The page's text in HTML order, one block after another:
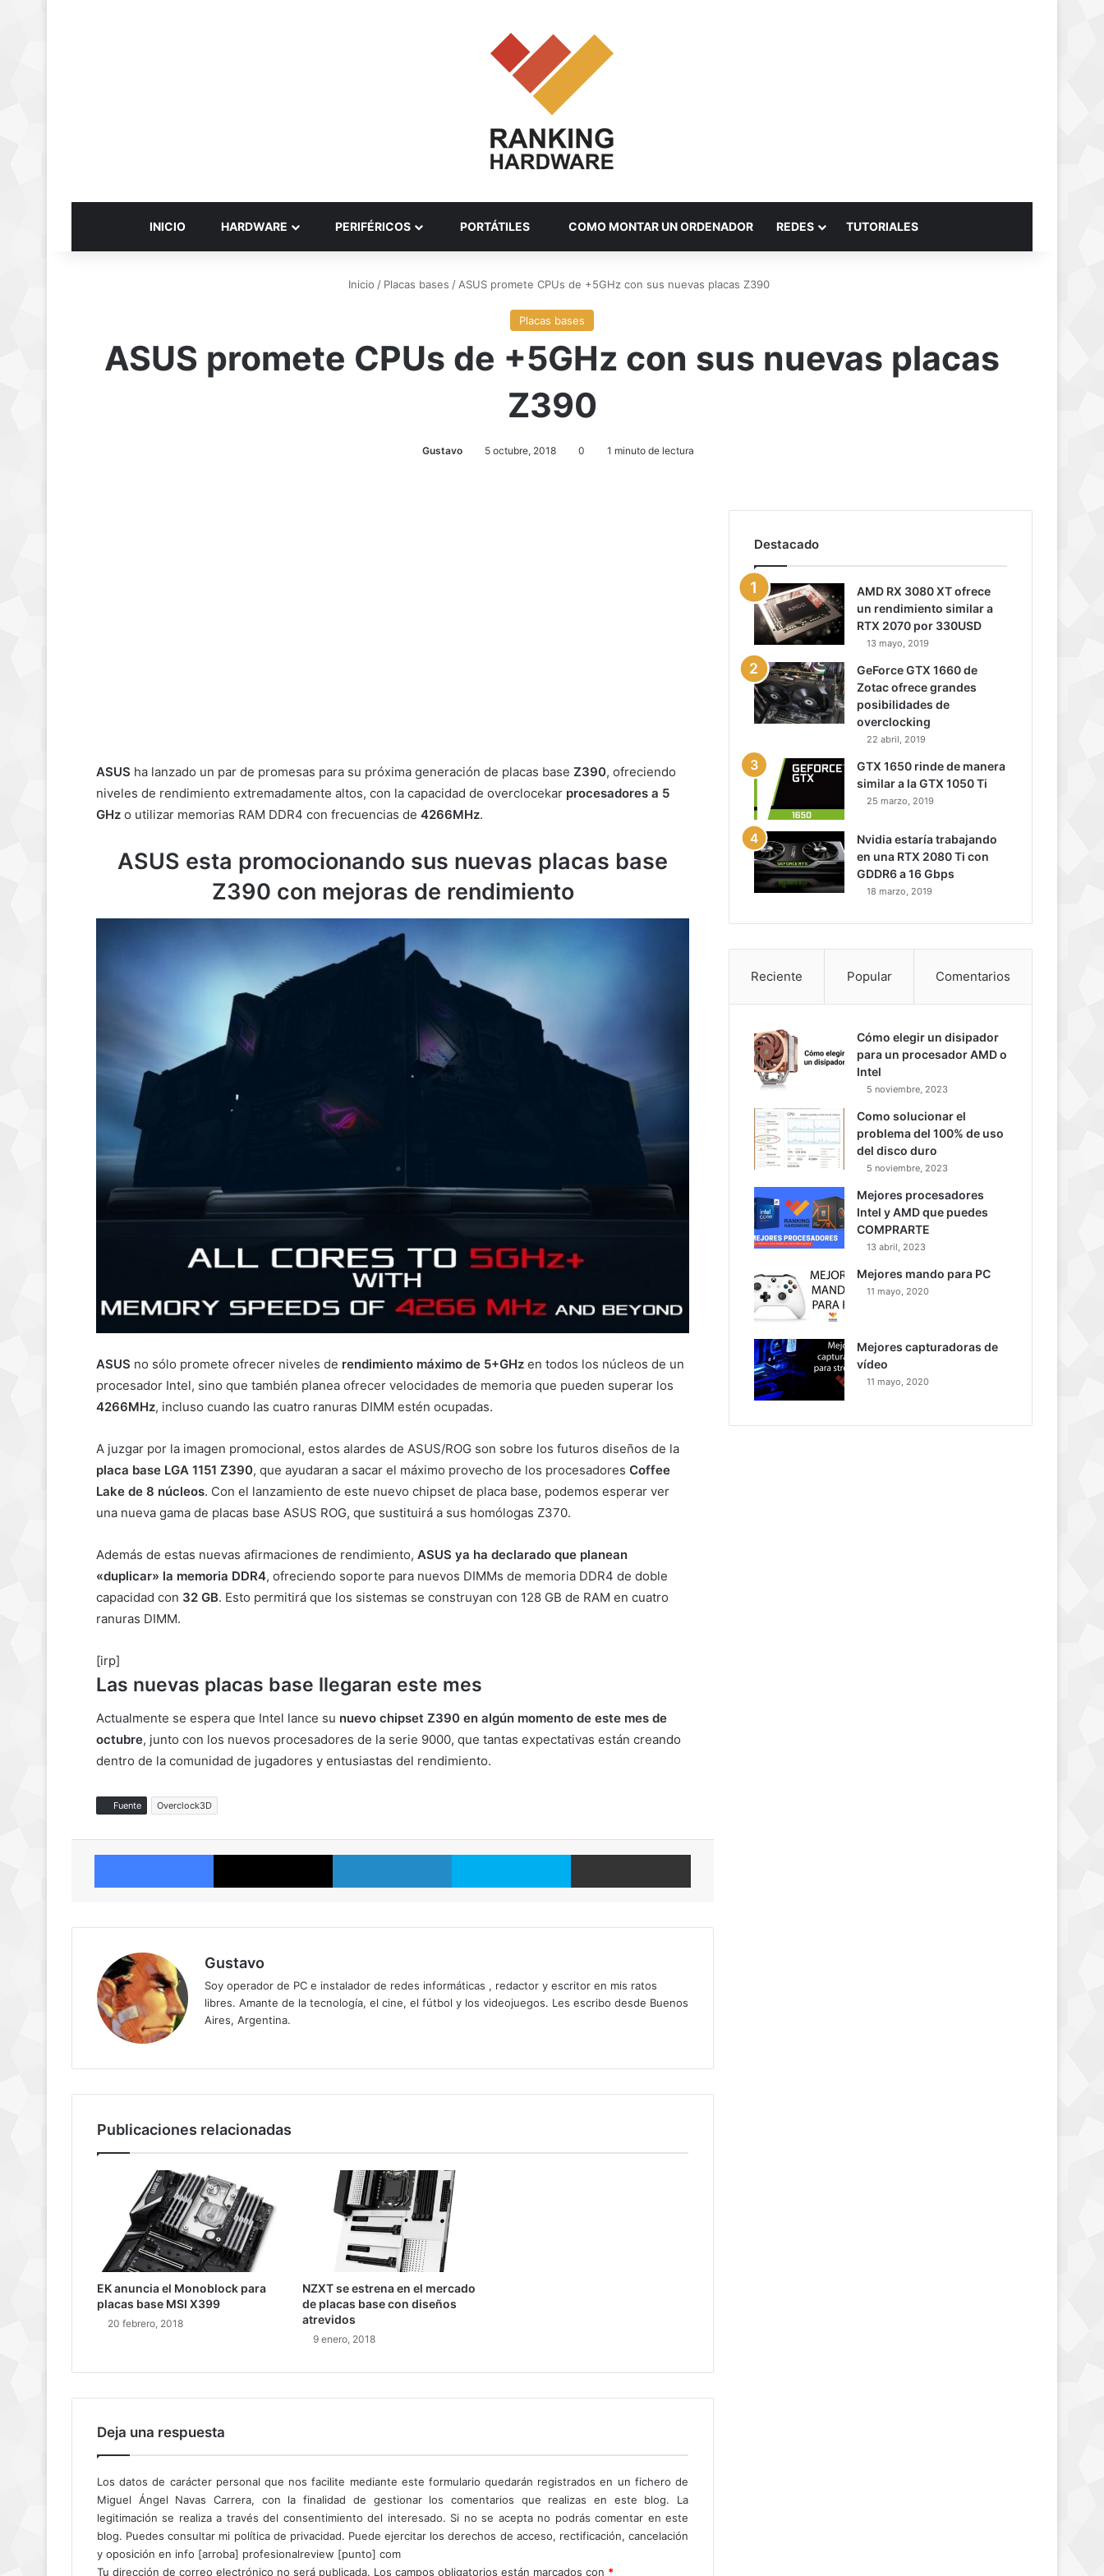
INICIO HARDWARE PERIFÉRICOS PORTÁTILES COMO MONTAR UN ORDENADOR REDES TUTORIALES
Inicio / Placas bases / ASUS promete CPUs de +5GHz con sus nuevas placas Z390
Placas bases
ASUS promete CPUs de +5GHz con sus nuevas placas
Z390
Gustavo 5 octubre, 2018 0 1 minuto de lectura
ASUS ha lanzado un par de promesas para su próxima generación de placas base Z390, ofreciendo
niveles de rendimiento extremadamente altos, con la capacidad de overclocekar procesadores a 5
GHz o utilizar memorias RAM DDR4 con frecuencias de 4266MHz.
ASUS esta promocionando sus nuevas placas base
Z390 con mejoras de rendimiento
ASUS no sólo promete ofrecer niveles de rendimiento máximo de 5+GHz en todos los núcleos de un
procesador Intel, sino que también planea ofrecer velocidades de memoria que pueden superar los
4266MHz, incluso cuando las cuatro ranuras DIMM estén ocupadas.
A juzgar por la imagen promocional, estos alardes de ASUS/ROG son sobre los futuros diseños de la
placa base LGA 1151 Z390, que ayudaran a sacar el máximo provecho de los procesadores Coffee
Lake de 8 núcleos. Con el lanzamiento de este nuevo chipset de placa base, podemos esperar ver
una nueva gama de placas base ASUS ROG, que sustituirá a sus homólogas Z370.
Además de estas nuevas afirmaciones de rendimiento, ASUS ya ha declarado que planean
«duplicar» la memoria DDR4, ofreciendo soporte para nuevos DIMMs de memoria DDR4 de doble
capacidad con 32 GB. Esto permitirá que los sistemas se construyan con 128 GB de RAM en cuatro
ranuras DIMM.
[irp]
Las nuevas placas base llegaran este mes
Actualmente se espera que Intel lance su nuevo chipset Z390 en algún momento de este mes de
octubre, junto con los nuevos procesadores de la serie 9000, que tantas expectativas están creando
dentro de la comunidad de jugadores y entusiastas del rendimiento.
Fuente Overclock3D
Facebook X LinkedIn Skype
Gustavo
Soy operador de PC e instalador de redes informáticas , redactor y escritor en mis ratos
libres. Amante de la tecnología, el cine, el fútbol y los videojuegos. Les escribo desde Buenos
Aires, Argentina.
Publicaciones relacionadas
EK anuncia el Monoblock para
placas base MSI X399
20 febrero, 2018
NZXT se estrena en el mercado
de placas base con diseños
atrevidos
9 enero, 2018
Deja una respuesta
Los datos de carácter personal que nos facilite mediante este formulario quedarán registrados en un fichero de
Miguel Ángel Navas Carrera, con la finalidad de gestionar los comentarios que realizas en este blog. La
legitimación se realiza a través del consentimiento del interesado. Si no se acepta no podrás comentar en este
blog. Puedes consultar mi política de privacidad. Puede ejercitar los derechos de acceso, rectificación, cancelación
y oposición en info [arroba] profesionalreview [punto] com
Tu dirección de correo electrónico no será publicada. Los campos obligatorios están marcados con *
Destacado
AMD RX 3080 XT ofrece
un rendimiento similar a
RTX 2070 por 330USD
13 mayo, 2019
GeForce GTX 1660 de
Zotac ofrece grandes
posibilidades de
overclocking
22 abril, 2019
GTX 1650 rinde de manera
similar a la GTX 1050 Ti
25 marzo, 2019
Nvidia estaría trabajando
en una RTX 2080 Ti con
GDDR6 a 16 Gbps
18 marzo, 2019
Reciente Popular Comentarios
Cómo elegir un disipador
para un procesador AMD o
Intel
5 noviembre, 2023
Como solucionar el
problema del 100% de uso
del disco duro
5 noviembre, 2023
Mejores procesadores
Intel y AMD que puedes
COMPRARTE
13 abril, 2023
Mejores mando para PC
11 mayo, 2020
Mejores capturadoras de
vídeo
11 mayo, 2020